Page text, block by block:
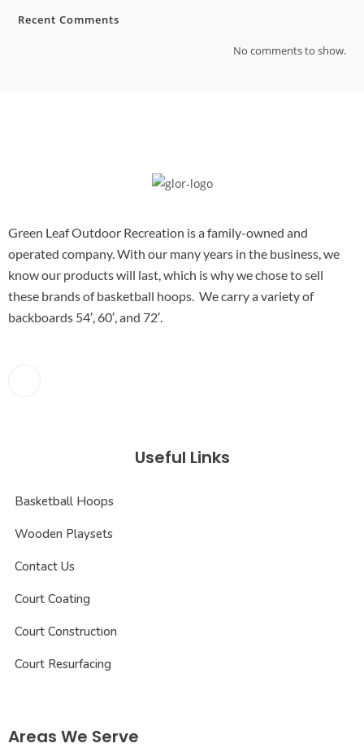
Recent Comments
No comments to show.
Green Leaf Outdoor Recreation is a family-owned and
operated company. With our many years in the business, we
know our products will last, which is why we chose to sell
these brands of basketball hoops. We carry a variety of
backboards 54′, 60′, and 72′.
Useful Links
Basketball Hoops
Wooden Playsets
Contact Us
Court Coating
Court Construction
Court Resurfacing
Areas We Serve